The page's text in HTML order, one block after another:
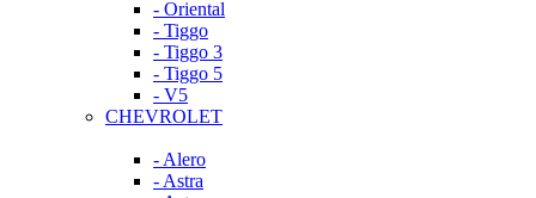
- Oriental
- Tiggo
- Tiggo 3
- Tiggo 5
- V5
CHEVROLET
- Alero
- Astra